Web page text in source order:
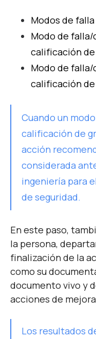
Modos de
Modo de
calificación
Modo de
calificación de
Cuando un
calificación de
acción
considerada
ingeniería para
de seguridad.
En este paso,
la persona,
finalización de la
como su
documento vivo y
acciones de
Los resultados